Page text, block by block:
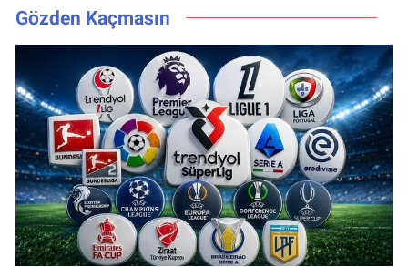
büyük ikramiye
devretti
Gözden Kaçmasın